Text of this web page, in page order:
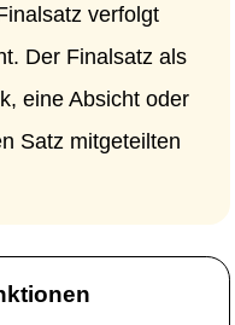
verfolgt
Der Finalsatz als
eine Absicht oder
Satz mitgeteilten